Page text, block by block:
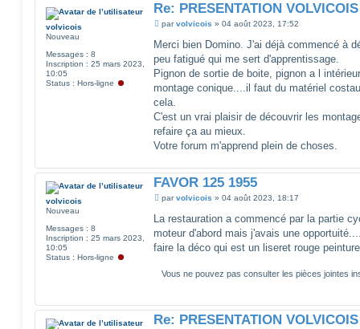
volvicois
Nouveau
Messages : 8
Inscription : 25 mars 2023,
10:05
Status : Hors-ligne
Re: PRESENTATION VOLVICOIS
M
s
a
g
parvolvicois »04 août 2023, 17:52
Merci bien Domino. J'ai déjà commencé à
peu fatigué qui me sert d'apprentissage.
Pignon de sortie de boite, pignon a l
montage conique....il faut du matériel
cela.
C'est un vrai plaisir de découvrir les
refaire ça au mieux.
Votre forum m'apprend plein de choses.
volvicois
Nouveau
Messages : 8
Inscription : 25 mars 2023,
10:05
Status : Hors-ligne
FAVOR 125 1955
M
s
a
g
parvolvicois »04 août 2023, 18:17
La restauration a commencé par la partie
moteur d'abord mais j'avais une
faire la déco qui est un liseret rouge
Vous ne pouvez pas consulter les pièces jointes
Re: PRESENTATION VOLVICOIS